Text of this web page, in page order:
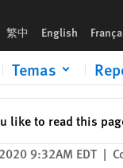
繁中 English
Temas
like to read this
9:32AM EDT |